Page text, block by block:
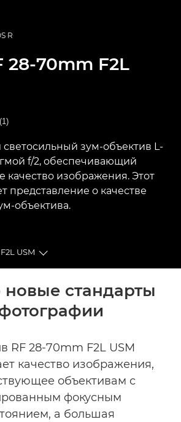
R
28-70mm F2L
(1)
зум-объектив L-
f/2, обеспечивающий
качество изображения. Этот
представление о качестве
объектива.
USM
Toggle breadcrumbs
новые стандарты
RF 28-70mm F2L USM
качество изображения,
объективам с
фокусным
а большая